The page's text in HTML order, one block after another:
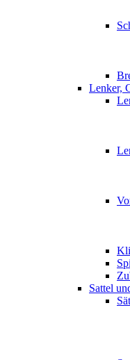
Lenker,
Sattel